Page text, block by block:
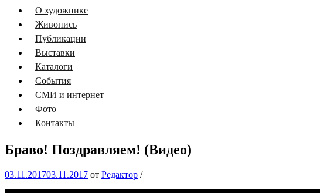
О художнике
Живопись
Публикации
Выставки
Каталоги
События
СМИ и интернет
Фото
Контакты
Браво! Поздравляем! (Видео)
03.11.201703.11.2017 от Редактор /